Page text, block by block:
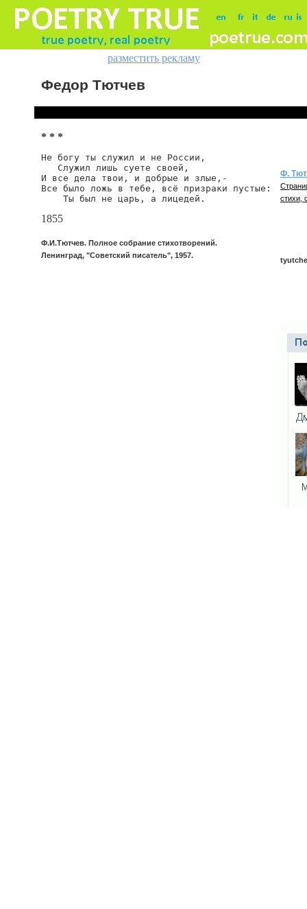
разместить рекламу
Федор Тютчев
* * *
Не богу ты служил и не России,
   Служил лишь суете своей,
И все дела твои, и добрые и злые,-
Все было ложь в тебе, всё призраки пустые:
    Ты был не царь, а лицедей.
1855
Ф.И.Тютчев. Полное собрание стихотворений.
Ленинград, "Советский писатель", 1957.
Ф.
стихи,